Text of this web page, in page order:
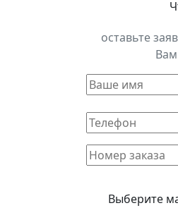
оставьте
Выберите